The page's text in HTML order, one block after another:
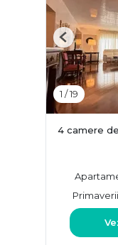
1 /19
Previous
4 camere